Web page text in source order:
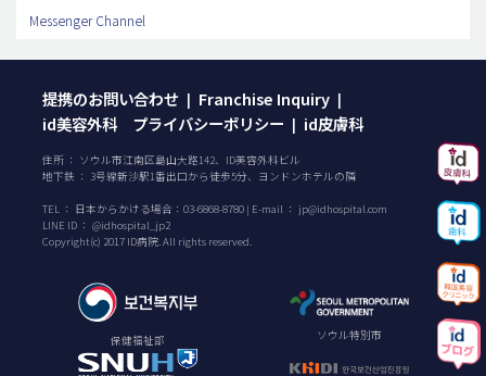
Messenger Channel
提携のお問い合わせ | Franchise Inquiry |
id美容外科 プライバシーポリシー | id皮膚科
住所 ： ソウル市江南区島山大路142、ID美容外科ビル
地下鉄 ： 3号線新沙駅1番出口から徒歩5分、ヨンドンホテルの隣
TEL ： 日本からかける場合： 03-6868-8780 | E-mail ： jp@idhospital.com
LINE ID ： @idhospital_jp2
Copyright(c) 2017 ID病院. All rights reserved.
保健福祉部 ソウル特別市